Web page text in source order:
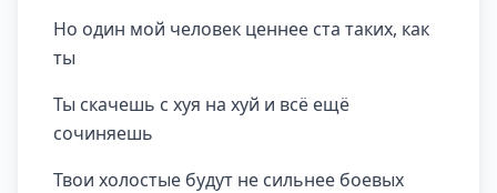
Но один мой человек ценнее ста таких, как
ты
Ты скачешь с хуя на хуй и всё ещё
сочиняешь
Твои холостые будут не сильнее боевых